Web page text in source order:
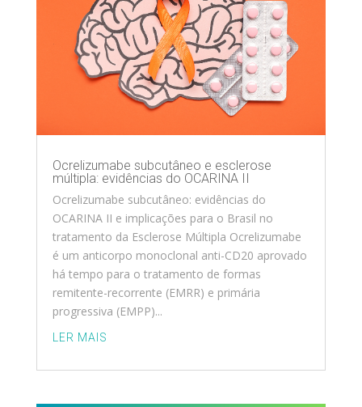
Ocrelizumabe subcutâneo e esclerose
múltipla: evidências do OCARINA II
Ocrelizumabe subcutâneo: evidências do
OCARINA II e implicações para o Brasil no
tratamento da Esclerose Múltipla Ocrelizumabe
é um anticorpo monoclonal anti-CD20 aprovado
há tempo para o tratamento de formas
remitente-recorrente (EMRR) e primária
progressiva (EMPP)...
LER MAIS